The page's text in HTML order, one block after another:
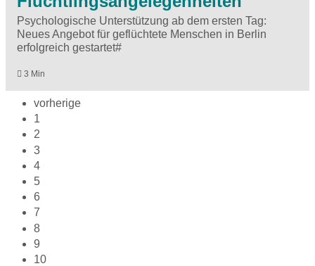
Psychologische Unterstützung ab dem ersten Tag:
Neues Angebot für geflüchtete Menschen in Berlin
erfolgreich gestartet#
3 Min
vorherige
1
2
3
4
5
6
7
8
9
10